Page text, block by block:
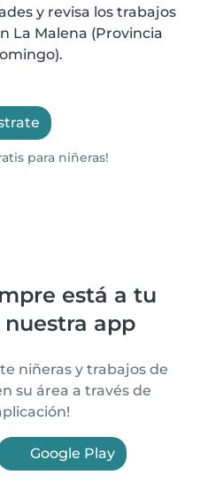
y revisa los trabajos
La Malena (Provincia
para niñeras!
está a tu
app
niñeras y trabajos de
su área a través de
Google Play